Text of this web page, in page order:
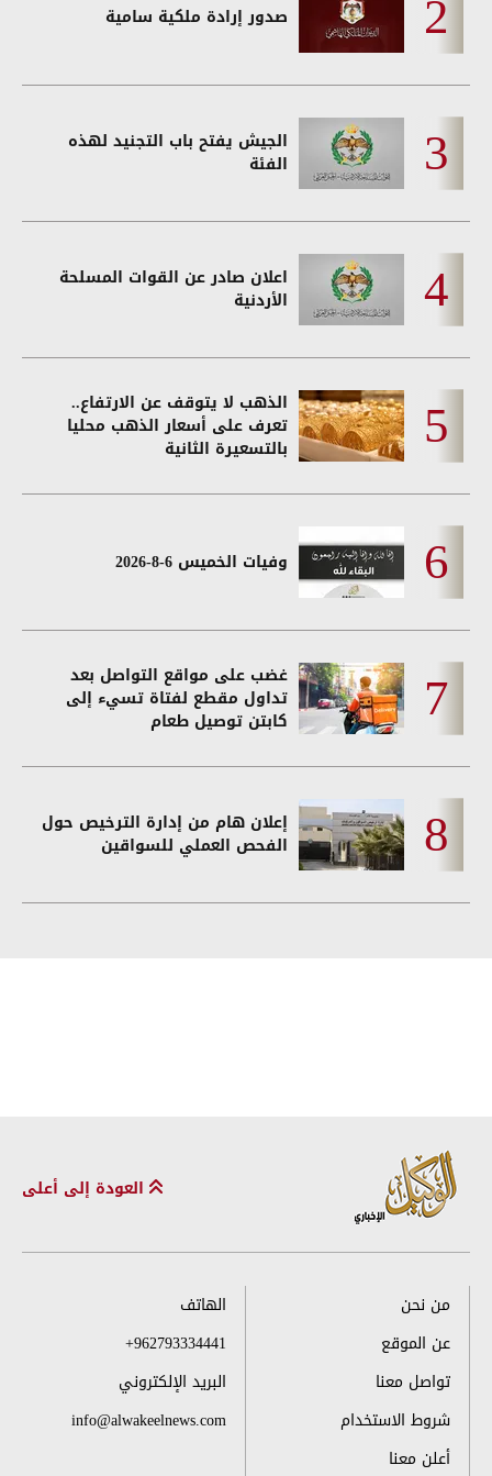
صدور إرادة ملكية سامية
الجيش يفتح باب التجنيد لهذه
الفئة
اعلان صادر عن القوات المسلحة
الأردنية
الذهب لا يتوقف عن الارتفاع..
تعرف على أسعار الذهب محليا
بالتسعيرة الثانية
وفيات الخميس 6-8-2026
غضب على مواقع التواصل بعد
تداول مقطع لفتاة تسيء إلى
كابتن توصيل طعام
إعلان هام من إدارة الترخيص حول
الفحص العملي للسواقين
العودة إلى أعلى
من نحن
عن الموقع
تواصل معنا
شروط الاستخدام
أعلن معنا
الهاتف
+962793334441
البريد الإلكتروني
info@alwakeelnews.com